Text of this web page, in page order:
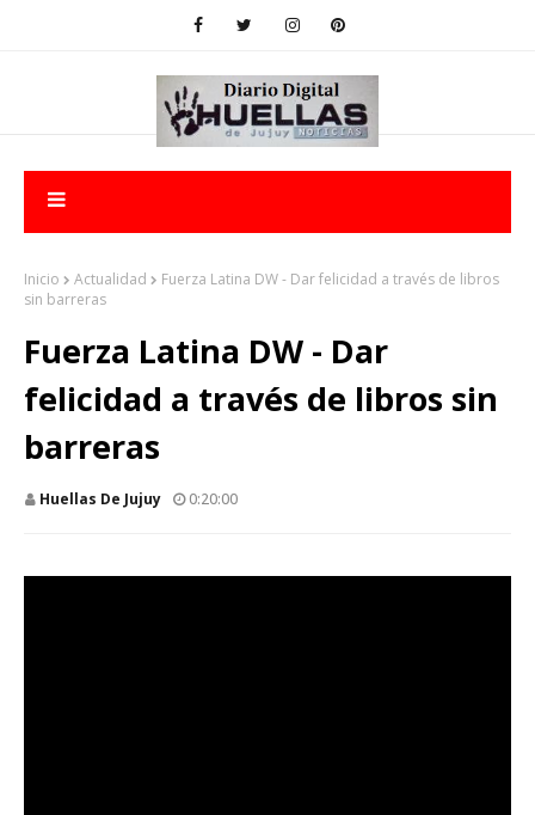
Inicio Actualidad
Fuerza Latina DW - Dar felicidad a través de libros
sin barreras
Fuerza Latina DW - Dar
felicidad a través de libros sin
barreras
Huellas De Jujuy 0:20:00